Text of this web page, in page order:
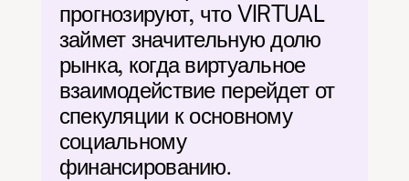
прогнозируют, что VIRTUAL
займет значительную долю
рынка, когда виртуальное
взаимодействие перейдет от
спекуляции к основному
социальному
финансированию.